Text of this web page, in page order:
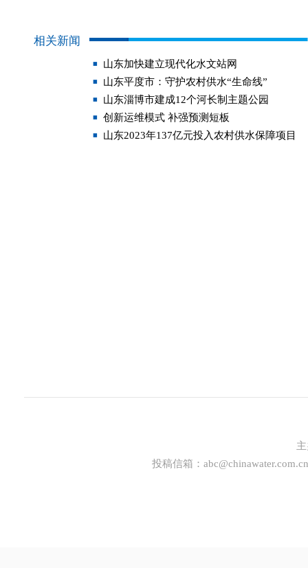
相关新闻
山东加快建立现代化水文站网
山东平度市：守护农村供水“生命线”
山东淄博市建成12个河长制主题公园
创新运维模式 补强预测短板
山东2023年137亿元投入农村供水保障项目
投稿信箱： abc@chinawater.com.cn